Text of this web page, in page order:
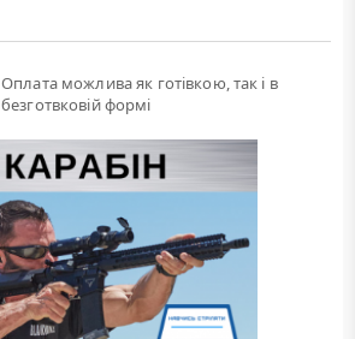
Оплата можлива як готівкою, так і в
безготвковій формі